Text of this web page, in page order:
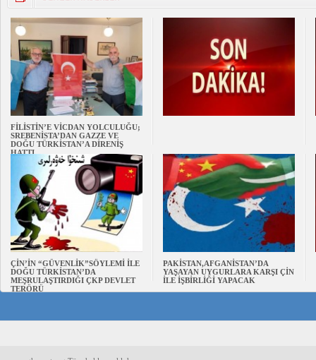
FİLİSTİN’E VİCDAN YOLCULUĞU;
SREBENİSTA’DAN GAZZE VE
DOĞU TÜRKİSTAN’A DİRENİŞ
HATTI
ÇİN’İN “GÜVENLİK”SÖYLEMİ İLE
DOĞU TÜRKİSTAN’DA
MEŞRULAŞTIRDIĞI ÇKP DEVLET
TERÖRÜ
PAKİSTAN,AFGANİSTAN’DA
YAŞAYAN UYGURLARA KARŞI ÇİN
İLE İŞBİRLİĞİ YAPACAK